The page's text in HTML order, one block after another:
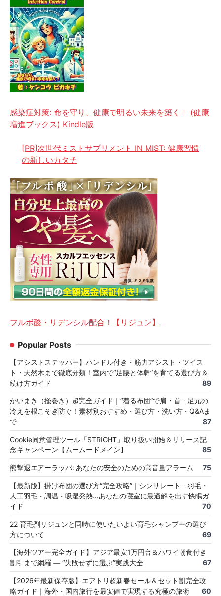
感染症対策: 命を守り、健康で明るい未来を築く！ (健康
増進ブックス) Kindle版
[PR]次世代ミストサプリメント IN MIST: 健康習慣
の新しいカタチ
フルボ酸・リデンシル配合！【リジュン】
Popular Posts
【アシストステッパー】ハンドル付き・筋力アシスト・ツイス
ト・天然木まで徹底分類！室内で“足腰と体幹”を育てる選び方＆
続け方ガイド
89
かいまき（掻巻き）超完全ガイド｜“着る布団”で肩・首・足元の
冷えを根こそぎ防ぐ！素材別おすすめ・選び方・洗い方・Q&Aま
で
87
Cookie同意管理ツール「STRIGHT」取り扱い開始＆リリース記
念キャンペーン【ムームードメイン】
85
熊撃退エアーラッパ: あなたの安全のための高音量アラーム 75
【最新版】掛け布団の選び方“完全攻略”｜シンサレート・羽毛・
人工羽毛・調温・吸湿発熱…あなたの寝室に最適解を出す快眠ガ
イド
70
22 育毛剤リジュンと同時に使いたいよい育毛シャンプーの選び
方について
69
【海外ツアー完全ガイド】アジア最安1万円台＆ハワイ朝食付き
割引まで網羅 ― “失敗せずに選ぶ”実践大全
67
【2026年最新保存版】エアトリ超新春セール＆セット割完全攻
略ガイド｜海外・国内旅行を最安値で実現する究極の旅術
60